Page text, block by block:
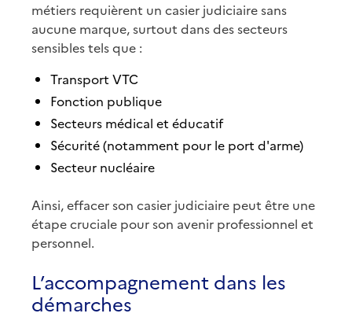
métiers requièrent un casier judiciaire sans
aucune marque, surtout dans des secteurs
sensibles tels que :
Transport VTC
Fonction publique
Secteurs médical et éducatif
Sécurité (notamment pour le port d'arme)
Secteur nucléaire
Ainsi, effacer son casier judiciaire peut être une
étape cruciale pour son avenir professionnel et
personnel.
L’accompagnement dans les
démarches